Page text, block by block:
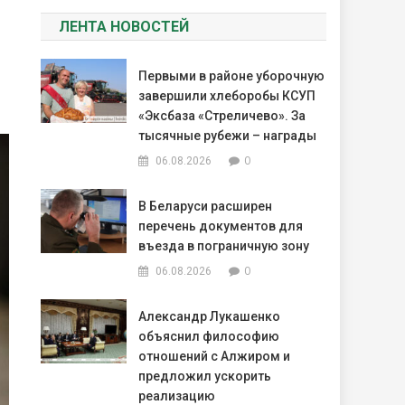
ЛЕНТА НОВОСТЕЙ
Первыми в районе уборочную
завершили хлеборобы КСУП
«Эксбаза «Стреличево». За
тысячные рубежи – награды
06.08.2026 0
В Беларуси расширен
перечень документов для
въезда в пограничную зону
06.08.2026 0
Александр Лукашенко
объяснил философию
отношений с Алжиром и
предложил ускорить
реализацию